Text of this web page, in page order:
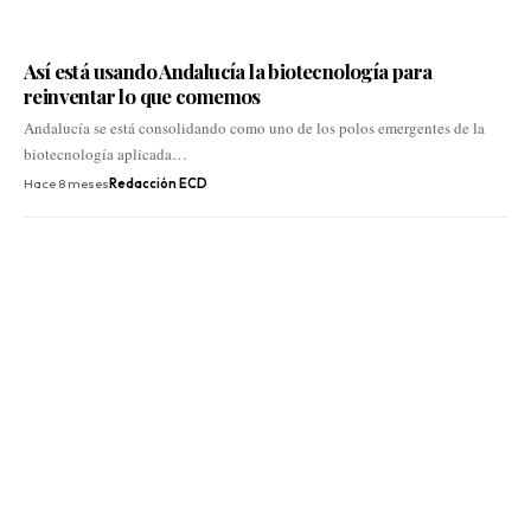
Así está usando Andalucía la biotecnología para
reinventar lo que comemos
Andalucía se está consolidando como uno de los polos emergentes de la
biotecnología aplicada…
Hace 8 meses Redacción ECD